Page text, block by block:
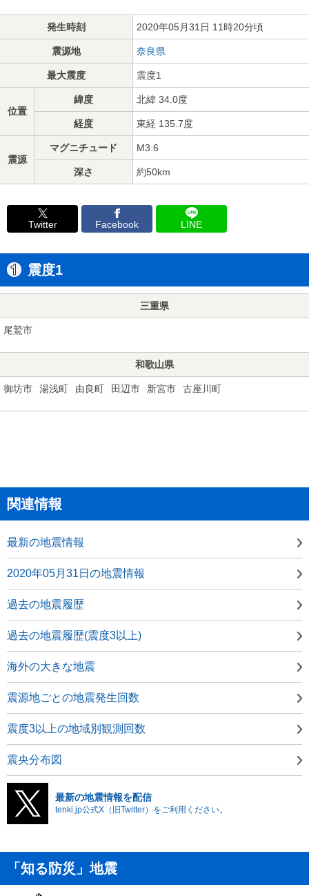
発生時刻 2020年05月31日 11時20分頃
震源地 奈良県
最大震度 震度1
位置
緯度 北緯 34.0度
経度 東経 135.7度
震源
マグニチュード M3.6
深さ 約50km
Twitter Facebook LINE
震度1
三重県
尾鷲市
和歌山県
御坊市 湯浅町 由良町 田辺市 新宮市 古座川町
関連情報
最新の地震情報
2020年05月31日の地震情報
過去の地震履歴
過去の地震履歴(震度3以上)
海外の大きな地震
震源地ごとの地震発生回数
震度3以上の地域別観測回数
震央分布図
最新の地震情報を配信
tenki.jp公式X（旧Twitter）をご利用ください。
「知る防災」地震